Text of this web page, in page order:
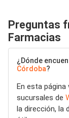
Preguntas
Farmacias
¿Dónde
Córdoba?
En esta
sucursales de
la dirección, la